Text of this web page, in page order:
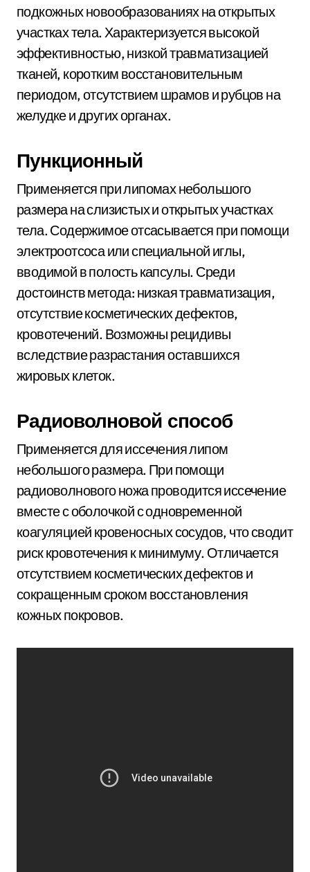
подкожных новообразованиях на открытых
участках тела. Характеризуется высокой
эффективностью, низкой травматизацией
тканей, коротким восстановительным
периодом, отсутствием шрамов и рубцов на
желудке и других органах.
Пункционный
Применяется при липомах небольшого
размера на слизистых и открытых участках
тела. Содержимое отсасывается при помощи
электроотсоса или специальной иглы,
вводимой в полость капсулы. Среди
достоинств метода: низкая травматизация,
отсутствие косметических дефектов,
кровотечений. Возможны рецидивы
вследствие разрастания оставшихся
жировых клеток.
Радиоволновой способ
Применяется для иссечения липом
небольшого размера. При помощи
радиоволнового ножа проводится иссечение
вместе с оболочкой с одновременной
коагуляцией кровеносных сосудов, что сводит
риск кровотечения к минимуму. Отличается
отсутствием косметических дефектов и
сокращенным сроком восстановления
кожных покровов.